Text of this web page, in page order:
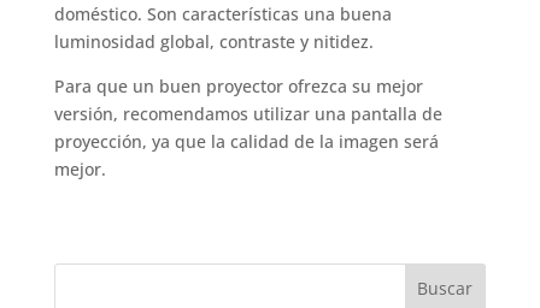
doméstico. Son características una buena
luminosidad global, contraste y nitidez.
Para que un buen proyector ofrezca su mejor
versión, recomendamos utilizar una pantalla de
proyección, ya que la calidad de la imagen será
mejor.